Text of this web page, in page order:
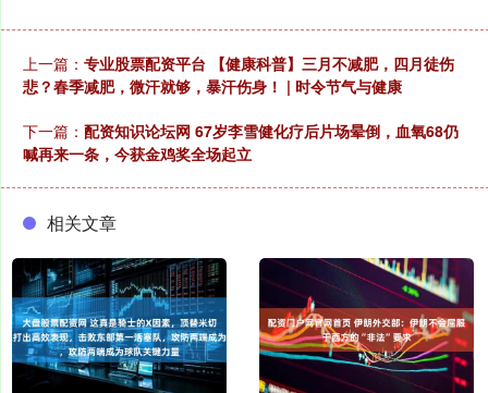
上一篇： 专业股票配资平台 【健康科普】三月不减肥，四月徒伤
悲？春季减肥，微汗就够，暴汗伤身！ | 时令节气与健康
下一篇： 配资知识论坛网 67岁李雪健化疗后片场晕倒，血氧68仍
喊再来一条，今获金鸡奖全场起立
相关文章